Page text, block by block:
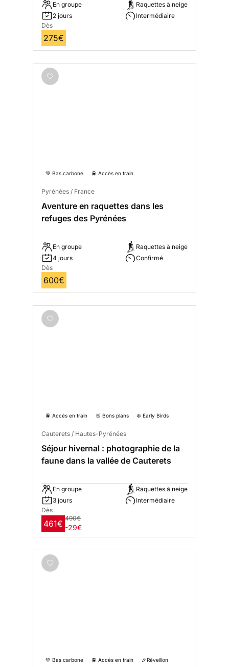
En groupe
2 jours
Raquettes à neige
Intermédiaire
Dès
275€
💚 Bas carbone 🚆 Accès en train
Pyrénées / France
Aventure en raquettes dans les
refuges des Pyrénées
En groupe
4 jours
Raquettes à neige
Confirmé
Dès
600€
🚆 Accès en train 🚨 Bons plans ❄️ Early Birds
Cauterets / Hautes-Pyrénées
Séjour hivernal : photographie de la
faune dans la vallée de Cauterets
En groupe
3 jours
Raquettes à neige
Intermédiaire
Dès
461€
490€
-29€
💚 Bas carbone 🚆 Accès en train 🎉Réveillon